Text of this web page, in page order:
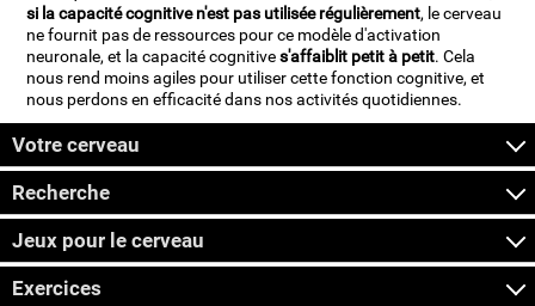
si la capacité cognitive n'est pas utilisée régulièrement, le cerveau
ne fournit pas de ressources pour ce modèle d'activation
neuronale, et la capacité cognitives'affaiblit petit à petit. Cela
nous rend moins agiles pour utiliser cette fonction cognitive, et
nous perdons en efficacité dans nos activités quotidiennes.
Votre cerveau
Recherche
Jeux pour le cerveau
Exercices